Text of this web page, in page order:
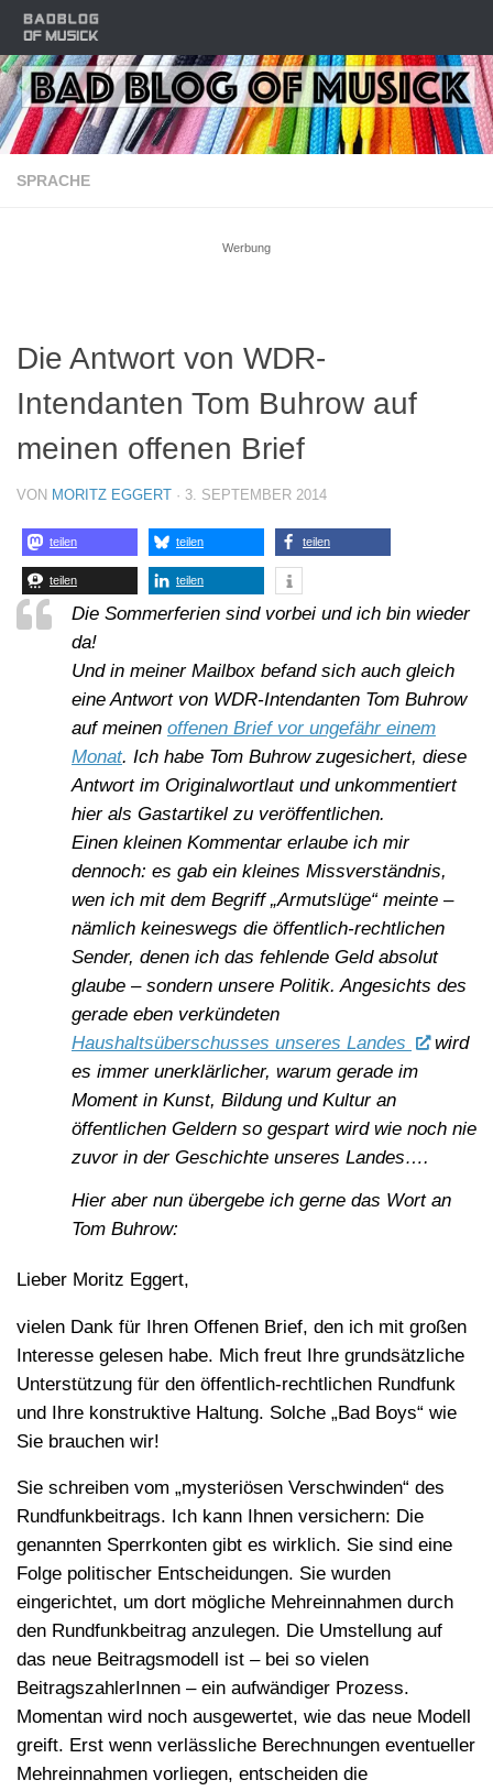
Zum Inhalt springen
SPRACHE
Werbung
Die Antwort von WDR-
Intendanten Tom Buhrow auf
meinen offenen Brief
VON MORITZ EGGERT · 3. SEPTEMBER 2014
teilen teilen teilen
teilen teilen
Die Sommerferien sind vorbei und ich bin wieder
da!
Und in meiner Mailbox befand sich auch gleich
eine Antwort von WDR-Intendanten Tom Buhrow
auf meinen offenen Brief vor ungefähr einem
Monat. Ich habe Tom Buhrow zugesichert, diese
Antwort im Originalwortlaut und unkommentiert
hier als Gastartikel zu veröffentlichen.
Einen kleinen Kommentar erlaube ich mir
dennoch: es gab ein kleines Missverständnis,
wen ich mit dem Begriff „Armutslüge“ meinte –
nämlich keineswegs die öffentlich-rechtlichen
Sender, denen ich das fehlende Geld absolut
glaube – sondern unsere Politik. Angesichts des
gerade eben verkündeten
Haushaltsüberschusses unseres Landes
wird
es immer unerklärlicher, warum gerade im
Moment in Kunst, Bildung und Kultur an
öffentlichen Geldern so gespart wird wie noch nie
zuvor in der Geschichte unseres Landes….
Hier aber nun übergebe ich gerne das Wort an
Tom Buhrow:
Lieber Moritz Eggert,
vielen Dank für Ihren Offenen Brief, den ich mit großen
Interesse gelesen habe. Mich freut Ihre grundsätzliche
Unterstützung für den öffentlich-rechtlichen Rundfunk
und Ihre konstruktive Haltung. Solche „Bad Boys“ wie
Sie brauchen wir!
Sie schreiben vom „mysteriösen Verschwinden“ des
Rundfunkbeitrags. Ich kann Ihnen versichern: Die
genannten Sperrkonten gibt es wirklich. Sie sind eine
Folge politischer Entscheidungen. Sie wurden
eingerichtet, um dort mögliche Mehreinnahmen durch
den Rundfunkbeitrag anzulegen. Die Umstellung auf
das neue Beitragsmodell ist – bei so vielen
BeitragszahlerInnen – ein aufwändiger Prozess.
Momentan wird noch ausgewertet, wie das neue Modell
greift. Erst wenn verlässliche Berechnungen eventueller
Mehreinnahmen vorliegen, entscheiden die